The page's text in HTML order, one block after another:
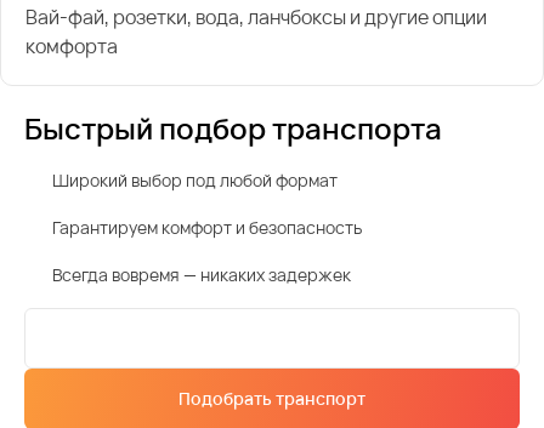
Вай-фай, розетки, вода, ланчбоксы и другие опции
комфорта
Быстрый подбор транспорта
Широкий выбор под любой формат
Гарантируем комфорт и безопасность
Всегда вовремя — никаких задержек
Подобрать транспорт